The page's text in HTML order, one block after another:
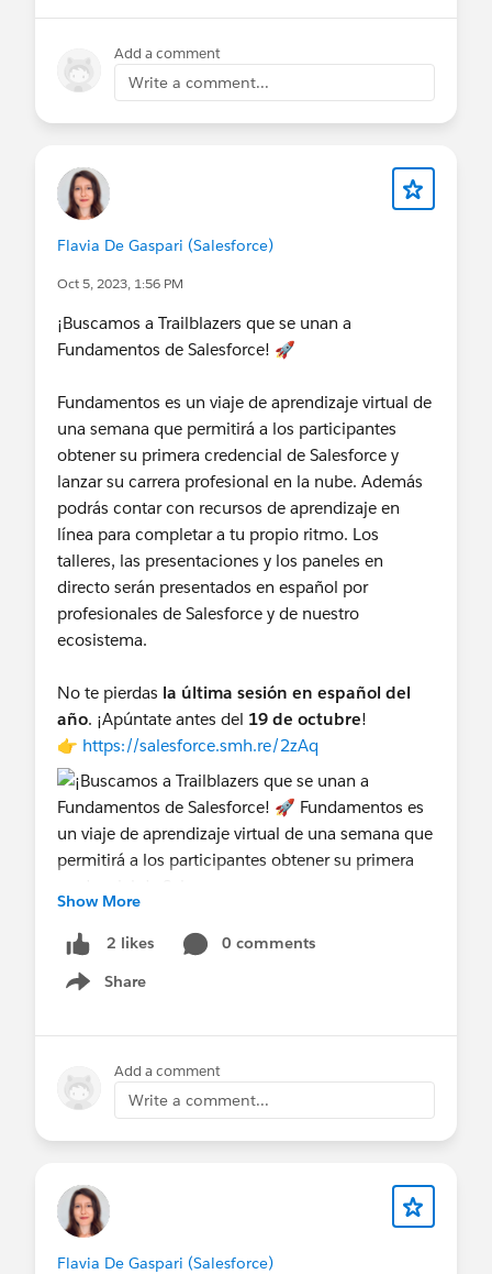
When: Friday, May 24th, from 9:30 AM to 1:30
Where: Salesforce office. Paseo de la
For developers or individuals with a minimum
of technical knowledge.
To reserve your spot, please email
Add a comment
Write a comment...
Flavia De Gaspari (Salesforce)
Oct 5, 2023, 1:56 PM
¡Buscamos a Trailblazers que se unan a
Fundamentos de Salesforce! 🚀
Fundamentos es un viaje de aprendizaje virtual de
una semana que permitirá a los participantes
obtener su primera credencial de Salesforce y
lanzar su carrera profesional en la nube. Además
podrás contar con recursos de aprendizaje en
línea para completar a tu propio ritmo. Los
talleres, las presentaciones y los paneles en
directo serán presentados en español por
profesionales de Salesforce y de nuestro
ecosistema.
No te pierdas la última sesión en español del
año. ¡Apúntate antes del 19 de octubre!
👉 https://salesforce.smh.re/2zAq
Show More
2 likes
0 comments
Share
Show menu
Add a comment
Write a comment...
Flavia De Gaspari (Salesforce)